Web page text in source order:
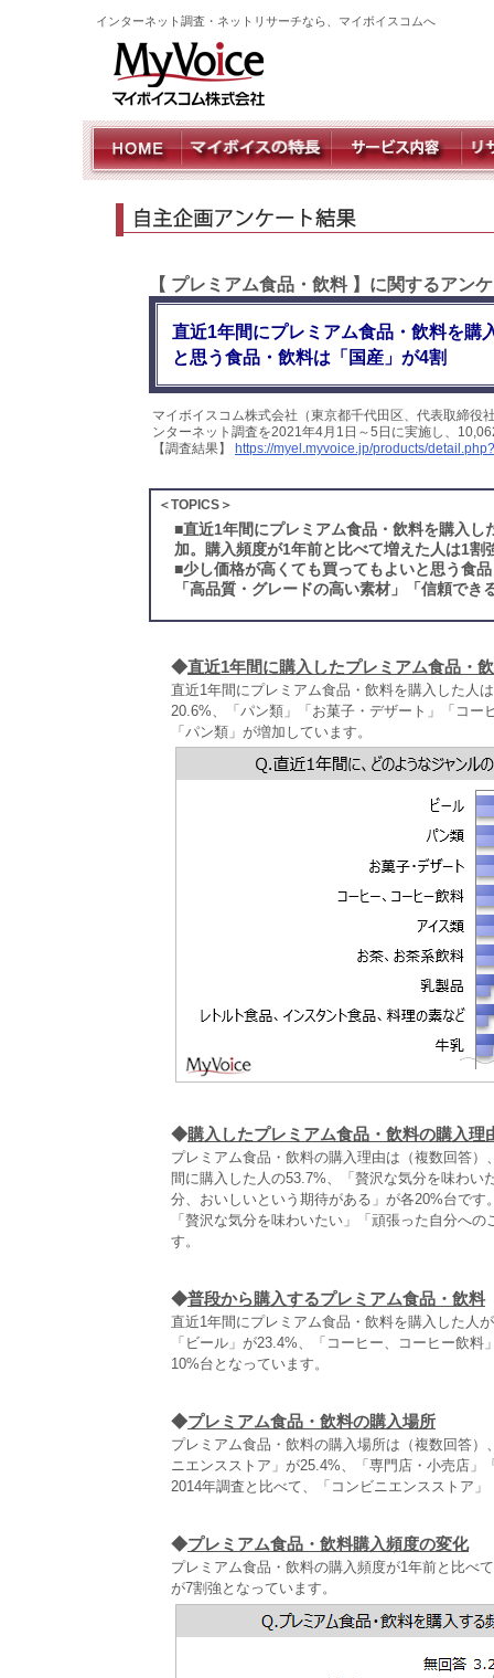
インターネット調査・ネットリサーチなら、マイボイスコムへ
【 プレミアム食品・飲料 】に関するアン
直近1年間にプレミアム食品・飲料を購
と思う食品・飲料は「国産」が4割
マイボイスコム株式会社（東京都千代田区、代表取締
ンターネット調査を2021年4月1日～5日に実施し、
【調査結果】
https://myel.myvoice.jp/products/
＜TOPICS＞
■直近1年間にプレミアム食品・飲料を購入
加。購入頻度が1年前と比べて増えた人は1割
■少し価格が高くても買ってもよいと思う食
「高品質・グレードの高い素材」「信頼で
◆直近1年間に購入したプレミアム食品・
直近1年間にプレミアム食品・飲料を購入した人
20.6%、「パン類」「お菓子・デザート」「コー
「パン類」が増加しています。
◆購入したプレミアム食品・飲料の購入理
プレミアム食品・飲料の購入理由は（複数回答
間に購入した人の53.7%、「贅沢な気分を味わ
分、おいしいという期待がある」が各20%台で
「贅沢な気分を味わいたい」「頑張った自分へ
す。
◆普段から購入するプレミアム食品・飲料
直近1年間にプレミアム食品・飲料を購入した人
「ビール」が23.4%、「コーヒー、コーヒー飲
10%台となっています。
◆プレミアム食品・飲料の購入場所
プレミアム食品・飲料の購入場所は（複数回答
ニエンスストア」が25.4%、「専門店・小売店
2014年調査と比べて、「コンビニエンスストア
◆プレミアム食品・飲料購入頻度の変化
プレミアム食品・飲料の購入頻度が1年前と比べ
が7割強となっています。